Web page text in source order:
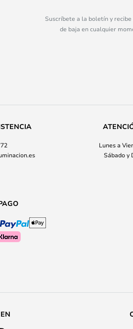
Suscríbete a la boletín y
de baja en cualquier
Lunes a
Sábado y